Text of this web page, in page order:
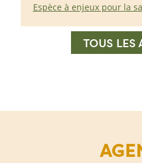
Espèce à enjeux pour la
TOUS LES